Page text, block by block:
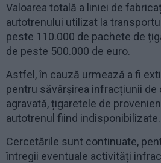
Valoarea totală a liniei de
autotrenului utilizat la
peste 110.000 de pachete de
de peste 500.000 de euro.
Astfel, în cauză urmează a fi
pentru săvârșirea infracțiunii de
agravată, țigaretele de
autotrenul fiind indisponibilizate.
Cercetările sunt continuate,
întregii eventuale activități